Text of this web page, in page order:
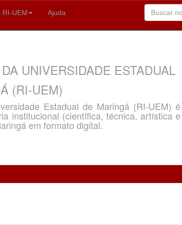
RI-UEM Ajuda
UNIVERSIDADE ESTADUAL
(RI-UEM)
Estadual de Maringá (RI-UEM) é
institucional (científica, técnica, artística e
em formato digital.